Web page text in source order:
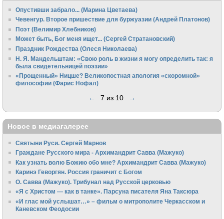
Опустивши забрало... (Марина Цветаева)
Чевенгур. Второе пришествие для буржуазии (Андрей Платонов)
Поэт (Велимир Хлебников)
Может быть, Бог меня ищет... (Сергей Стратановский)
Праздник Рождества (Олеся Николаева)
Н. Я. Мандельштам: «Свою pоль в жизни я могу опpеделить так: я
была свидетельницей поэзии»
«Прощенный» Ницше? Великопостная апология «скоромной»
философии (Фарис Нофал)
← 7 из 10 →
Новое в медиагалерее
Святыни Руси. Сергей Марнов
Граждане Русского мира - Архимандрит Савва (Мажуко)
Как узнать волю Божию обо мне? Архимандрит Савва (Мажуко)
Каринэ Геворгян. Россия граничит с Богом
О. Савва (Мажуко). Трибунал над Русской церковью
«Я с Христом — как в танке». Парсуна писателя Яна Таксюра
«И глас мой услышат…» – фильм о митрополите Черкасском и
Каневском Феодосии